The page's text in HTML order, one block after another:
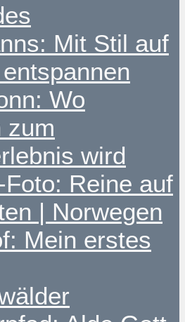
Mit Stil auf
Wo
zum
wird
Foto: Reine auf
| Norwegen
Mein erstes